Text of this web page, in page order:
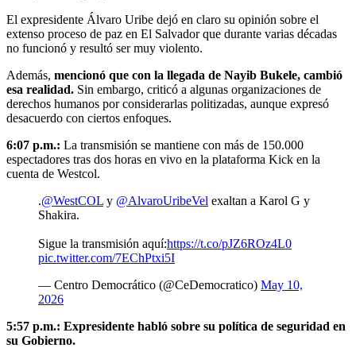
El expresidente Álvaro Uribe dejó en claro su opinión sobre el
extenso proceso de paz en El Salvador que durante varias décadas
no funcionó y resultó ser muy violento.
Además, mencionó que con la llegada de Nayib Bukele, cambió
esa realidad. Sin embargo, criticó a algunas organizaciones de
derechos humanos por considerarlas politizadas, aunque expresó
desacuerdo con ciertos enfoques.
6:07 p.m.: La transmisión se mantiene con más de 150.000
espectadores tras dos horas en vivo en la plataforma Kick en la
cuenta de Westcol.
.@WestCOL y @AlvaroUribeVel exaltan a Karol G y
Shakira.
Sigue la transmisión aquí:https://t.co/pJZ6ROz4L0
pic.twitter.com/7EChPtxi5I
— Centro Democrático (@CeDemocratico) May 10,
2026
5:57 p.m.: Expresidente habló sobre su política de seguridad en
su Gobierno.